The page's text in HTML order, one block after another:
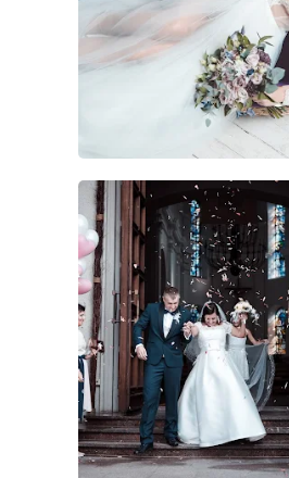
0 0